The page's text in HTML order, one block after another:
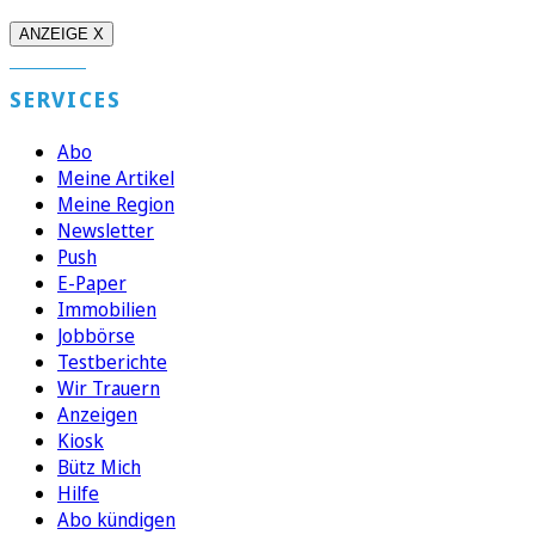
ANZEIGE X
SERVICES
Abo
Meine Artikel
Meine Region
Newsletter
Push
E-Paper
Immobilien
Jobbörse
Testberichte
Wir Trauern
Anzeigen
Kiosk
Bütz Mich
Hilfe
Abo kündigen